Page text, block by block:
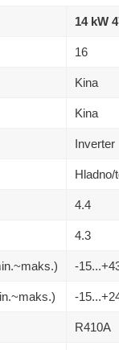
14 kW
16
Kina
Kina
Inverter
Hladno/
4.4
4.3
-
-
R410A